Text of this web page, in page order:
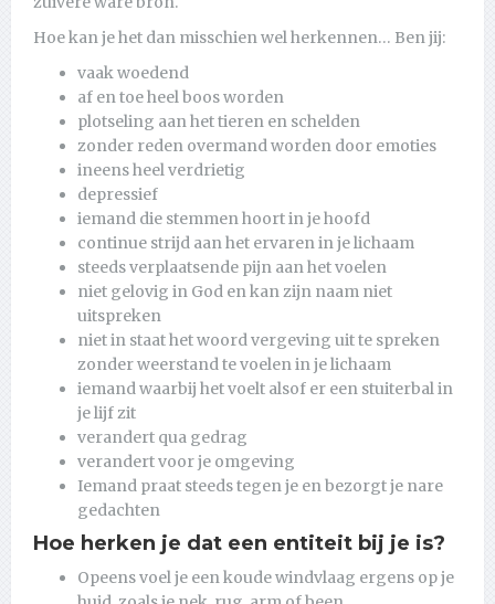
Hoe kan je het dan misschien wel herkennen… Ben jij:
vaak woedend
af en toe heel boos worden
plotseling aan het tieren en schelden
zonder reden overmand worden door emoties
ineens heel verdrietig
depressief
iemand die stemmen hoort in je hoofd
continue strijd aan het ervaren in je lichaam
steeds verplaatsende pijn aan het voelen
niet gelovig in God en kan zijn naam niet
uitspreken
niet in staat het woord vergeving uit te spreken
zonder weerstand te voelen in je lichaam
iemand waarbij het voelt alsof er een stuiterbal in
je lijf zit
verandert qua gedrag
verandert voor je omgeving
Iemand praat steeds tegen je en bezorgt je nare
gedachten
Hoe herken je dat een entiteit bij je is?
Opeens voel je een koude windvlaag ergens op je